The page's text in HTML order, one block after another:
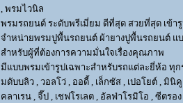
, พรมไวนิล
พรมรถยนต์ ระดับพรีเมี่ยม ดีที่สุด สวยที่สุด เข้ารู
จำหน่ายพรมปูพื้นรถยนต์ ผ้ายางปูพื้นรถยนต์ แบบ
สำหรับผู้ที่ต้องการความมั่นใจเรื่องคุณภาพ
มีแบบพรมเข้ารูปเฉพาะสำหรับรถแต่ละยี่ห้อ ทุก
มดับบลิว , วอลโว่ , ออดี้ , เล็กซัส , เปอโยต์ , มินิ
คลาเรน , จี๊ป , เชฟโรเลต , อัลฟ่าโรมิโอ , ซีตร